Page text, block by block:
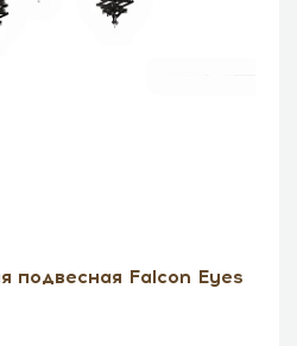
подвесная Falcon Eyes